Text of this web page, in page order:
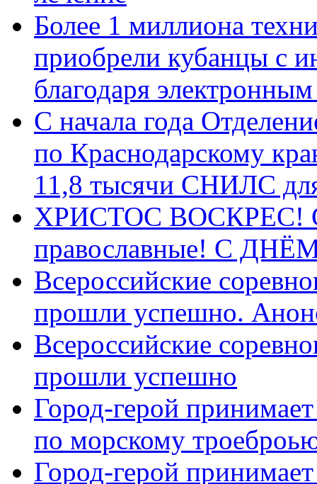
Более 1 миллиона
приобрели кубанцы с
благодаря
С начала года
по Краснодарскому
11,8 тысячи СНИЛС
ХРИСТОС ВОСКРЕС! С
православные! C
Всероссийские
прошли успешно.
Всероссийские
прошли успешно
Город-герой
по морскому
Город-герой